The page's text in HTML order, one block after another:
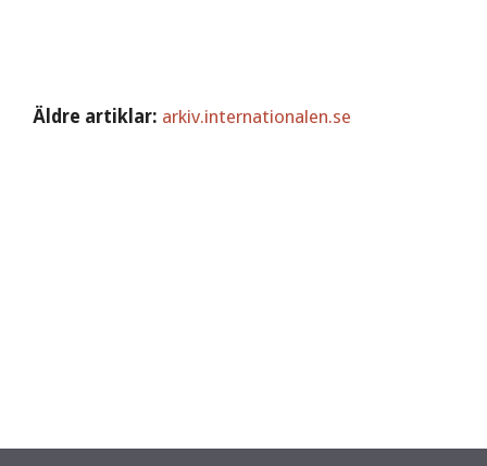
Äldre artiklar: arkiv.internationalen.se